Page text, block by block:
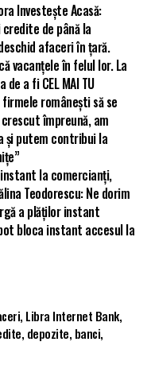
Investește Acasă:
de până la
afaceri în țară.
vacanțele în felul lor. La
a fi CEL MAI TU
firmele românești să se
împreună, am
și putem contribui la
instant la comercianți,
Teodorescu: Ne dorim
a plăților instant
bloca instant accesul la
, Libra Internet Bank,
, depozite, banci,